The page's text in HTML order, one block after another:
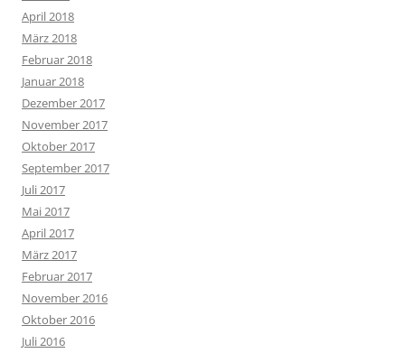
April 2018
März 2018
Februar 2018
Januar 2018
Dezember 2017
November 2017
Oktober 2017
September 2017
Juli 2017
Mai 2017
April 2017
März 2017
Februar 2017
November 2016
Oktober 2016
Juli 2016